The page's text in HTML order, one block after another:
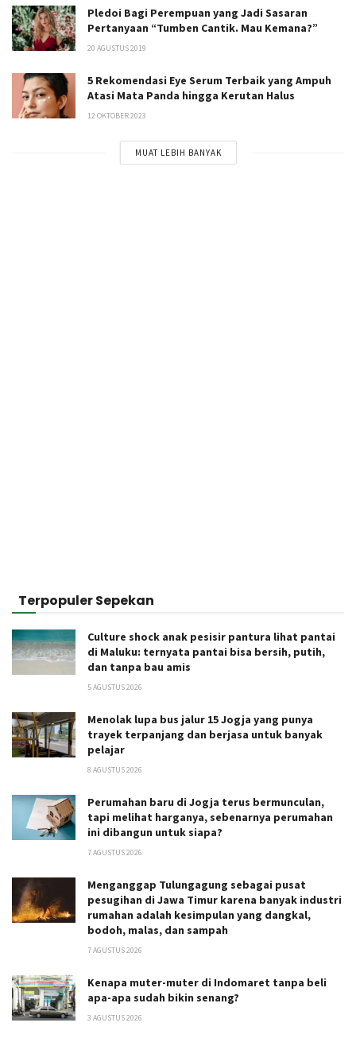
Pledoi Bagi Perempuan yang Jadi Sasaran
Pertanyaan “Tumben Cantik. Mau Kemana?”
20 AGUSTUS 2019
5 Rekomendasi Eye Serum Terbaik yang Ampuh
Atasi Mata Panda hingga Kerutan Halus
12 OKTOBER 2023
MUAT LEBIH BANYAK
Terpopuler Sepekan
Culture shock anak pesisir pantura lihat pantai
di Maluku: ternyata pantai bisa bersih, putih,
dan tanpa bau amis
5 AGUSTUS 2026
Menolak lupa bus jalur 15 Jogja yang punya
trayek terpanjang dan berjasa untuk banyak
pelajar
8 AGUSTUS 2026
Perumahan baru di Jogja terus bermunculan,
tapi melihat harganya, sebenarnya perumahan
ini dibangun untuk siapa?
7 AGUSTUS 2026
Menganggap Tulungagung sebagai pusat
pesugihan di Jawa Timur karena banyak industri
rumahan adalah kesimpulan yang dangkal,
bodoh, malas, dan sampah
7 AGUSTUS 2026
Kenapa muter-muter di Indomaret tanpa beli
apa-apa sudah bikin senang?
3 AGUSTUS 2026